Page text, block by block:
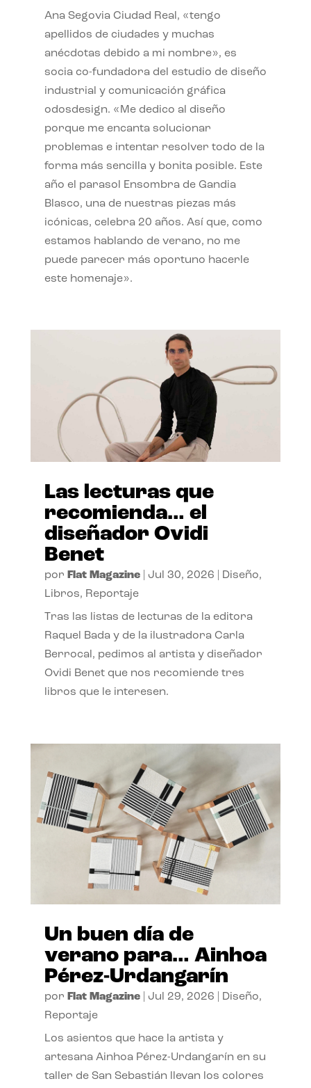
Ana Segovia Ciudad Real, «tengo
apellidos de ciudades y muchas
anécdotas debido a mi nombre», es
socia co-fundadora del estudio de diseño
industrial y comunicación gráfica
odosdesign. «Me dedico al diseño
porque me encanta solucionar
problemas e intentar resolver todo de la
forma más sencilla y bonita posible. Este
año el parasol Ensombra de Gandia
Blasco, una de nuestras piezas más
icónicas, celebra 20 años. Así que, como
estamos hablando de verano, no me
puede parecer más oportuno hacerle
este homenaje».
Las lecturas que
recomienda… el
diseñador Ovidi
Benet
por Flat Magazine| Jul 30, 2026 Diseño,
Libros, Reportaje
Tras las listas de lecturas de la editora
Raquel Bada y de la ilustradora Carla
Berrocal, pedimos al artista y diseñador
Ovidi Benet que nos recomiende tres
libros que le interesen.
Un buen día de
verano para… Ainhoa
Pérez-Urdangarín
por Flat Magazine| Jul 29, 2026 Diseño,
Reportaje
Los asientos que hace la artista y
artesana Ainhoa Pérez-Urdangarín en su
taller de San Sebastián llevan los colores